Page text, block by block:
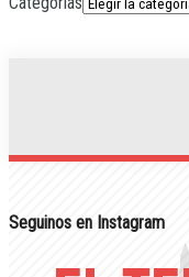
Seguinos en Instagram